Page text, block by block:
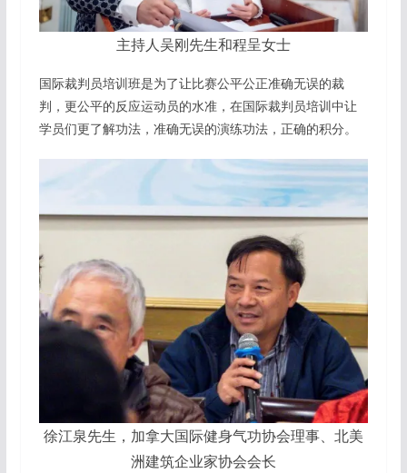
主持人吴刚先生和程呈女士
国际裁判员培训班是为了让比赛公平公正准确无误的裁
判，更公平的反应运动员的水准，在国际裁判员培训中让
学员们更了解功法，准确无误的演练功法，正确的积分。
徐江泉先生，加拿大国际健身气功协会理事、北美
洲建筑企业家协会会长